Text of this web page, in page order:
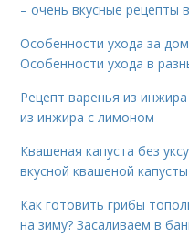
– очень вкусные рецепты
Особенности ухода за
Особенности ухода в
Рецепт варенья из
из инжира с лимоном
Квашеная капуста без
вкусной квашеной
Как готовить грибы
на зиму? Засаливаем в